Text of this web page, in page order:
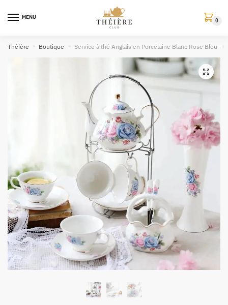
MENU
0
Théière » Boutique Service à thé Anglais en Porcelaine Blanc Rose Bleu
🔍